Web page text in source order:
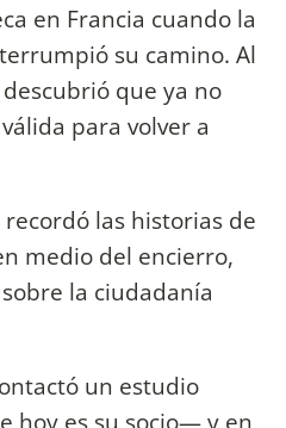
en Francia cuando la
su camino. Al
que ya no
para volver a
las historias de
medio del encierro,
la ciudadanía
un estudio